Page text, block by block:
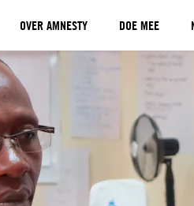
OVER AMNESTY DOE MEE